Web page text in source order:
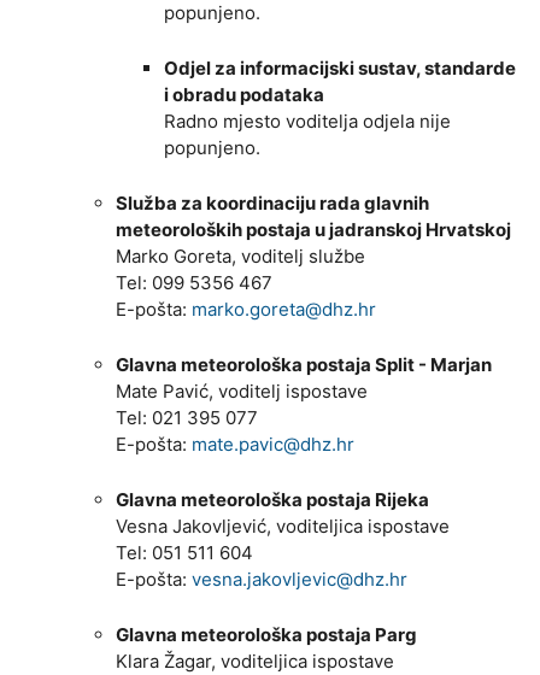
popunjeno.
Odjel za informacijski sustav, standarde
i obradu podataka
Radno mjesto voditelja odjela nije
popunjeno.
Služba za koordinaciju rada glavnih
meteoroloških postaja u jadranskoj Hrvatskoj
Marko Goreta, voditelj službe
Tel: 099 5356 467
E-pošta: marko.goreta@dhz.hr
Glavna meteorološka postaja Split - Marjan
Mate Pavić, voditelj ispostave
Tel: 021 395 077
E-pošta: mate.pavic@dhz.hr
Glavna meteorološka postaja Rijeka
Vesna Jakovljević, voditeljica ispostave
Tel: 051 511 604
E-pošta: vesna.jakovljevic@dhz.hr
Glavna meteorološka postaja Parg
Klara Žagar, voditeljica ispostave